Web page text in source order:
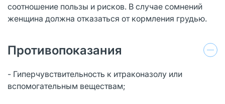
соотношение пользы и рисков. В случае сомнений
женщина должна отказаться от кормления грудью.
Противопоказания
- Гиперчувствительность к итраконазолу или
вспомогательным веществам;